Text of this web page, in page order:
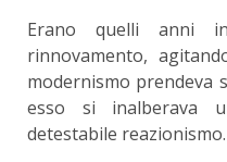
Erano quelli anni
rinnovamento,
modernismo prendeva
esso si inalberava
detestabile reazionismo.